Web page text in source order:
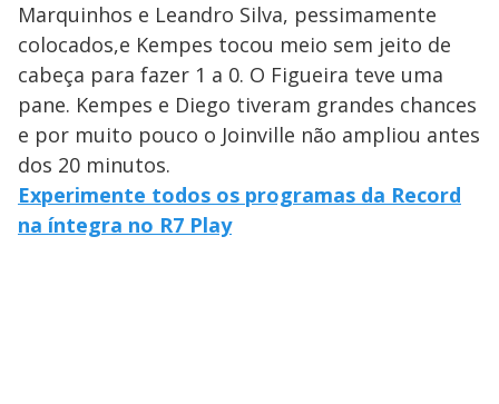
Marquinhos e Leandro Silva, pessimamente
colocados,e Kempes tocou meio sem jeito de
cabeça para fazer 1 a 0. O Figueira teve uma
pane. Kempes e Diego tiveram grandes chances
e por muito pouco o Joinville não ampliou antes
dos 20 minutos.
Experimente todos os programas da Record
na íntegra no R7 Play